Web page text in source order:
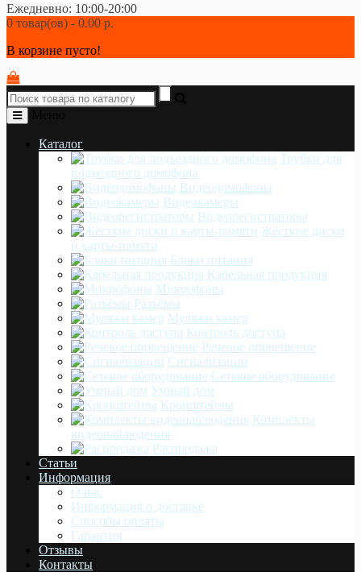
Ежедневно: 10:00-20:00
0 товар(ов) - 0.00 р.
В корзине пусто!
Каталог
Трубки для
подъездного домофона
Видеодомофоны
Видеокамеры
Видеорегистраторы
Жёсткие диски
и карты-памяти
Блоки питания
Кабельная продукция
Микрофоны
Разъёмы
Муляжи камер
Контроль доступа
Речевое оповещение
Сигнализации
Сетевое оборудование
Умный дом
Кронштейны
Комплекты
видеонаблюдения
Распродажа
Статьи
Информация
О нас
Информация о доставке
Cпособы оплаты
Гарантия
Отзывы
Контакты